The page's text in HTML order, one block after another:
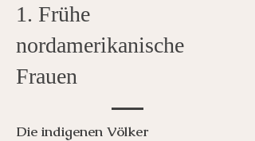
1. Frühe
nordamerikanische
Frauen
Die indigenen Völker